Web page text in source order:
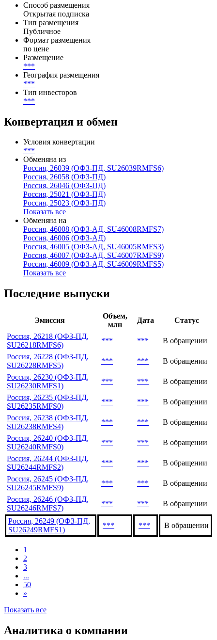
Способ размещения
Открытая подписка
Тип размещения
Публичное
Формат размещения
по цене
Размещение
***
География размещения
***
Тип инвесторов
***
Конвертация и обмен
Условия конвертации
***
Обменяна из
Россия, 26039 (ОФЗ-ПД, SU26039RMFS6)
Россия, 26058 (ОФЗ-ПД)
Россия, 26046 (ОФЗ-ПД)
Россия, 25021 (ОФЗ-ПД)
Россия, 25023 (ОФЗ-ПД)
Показать все
Обменяна на
Россия, 46008 (ОФЗ-АД, SU46008RMFS7)
Россия, 46006 (ОФЗ-АД)
Россия, 46005 (ОФЗ-АД, SU46005RMFS3)
Россия, 46007 (ОФЗ-АД, SU46007RMFS9)
Россия, 46009 (ОФЗ-АД, SU46009RMFS5)
Показать все
Последние выпуски
Эмиссия
Объем,
млн
Дата
Статус
Россия, 26218 (ОФЗ-ПД,
SU26218RMFS6)
*** ***
В обращении
Россия, 26228 (ОФЗ-ПД,
SU26228RMFS5)
*** ***
В обращении
Россия, 26230 (ОФЗ-ПД,
SU26230RMFS1)
*** ***
В обращении
Россия, 26235 (ОФЗ-ПД,
SU26235RMFS0)
*** ***
В обращении
Россия, 26238 (ОФЗ-ПД,
SU26238RMFS4)
*** ***
В обращении
Россия, 26240 (ОФЗ-ПД,
SU26240RMFS0)
*** ***
В обращении
Россия, 26244 (ОФЗ-ПД,
SU26244RMFS2)
*** ***
В обращении
Россия, 26245 (ОФЗ-ПД,
SU26245RMFS9)
*** ***
В обращении
Россия, 26246 (ОФЗ-ПД,
SU26246RMFS7)
*** *** В обращении
Россия, 26249 (ОФЗ-ПД,
SU26249RMFS1)
*** *** В обращении
1
2
3
...
50
»
Показать все
Аналитика о компании